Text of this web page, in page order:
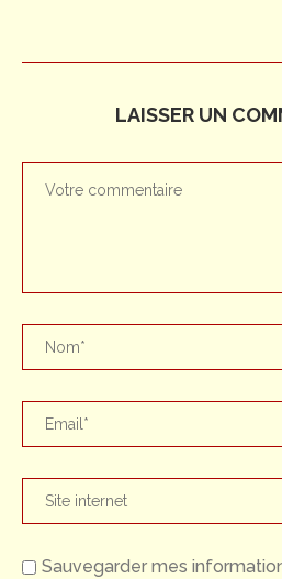
LAISSER UN
Sauvegarder mes